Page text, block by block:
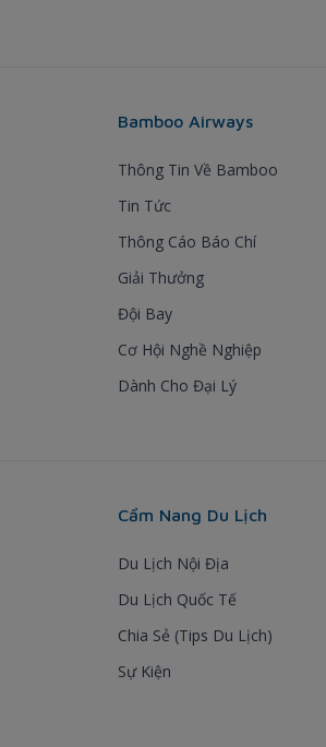
Bamboo Airways
Thông Tin Về Bamboo
Tin Tức
Thông Cáo Báo Chí
Giải Thưởng
Đội Bay
Cơ Hội Nghề Nghiệp
Dành Cho Đại Lý
Cẩm Nang Du Lịch
Du Lịch Nội Địa
Du Lịch Quốc Tế
Chia Sẻ (Tips Du Lịch)
Sự Kiện